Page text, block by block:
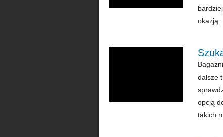
okazją...
dalsze
opcją
takich